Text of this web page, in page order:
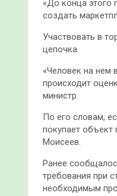
«До конца этого
создать
Участвовать в
цепочка.
«Человек на нем
происходит
министр.
По его словам,
покупает
Моисеев.
Ранее
требования при
необходимым